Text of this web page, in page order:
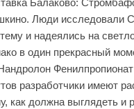
Балаково:
Люди исследовали
и надеялись на
в один прекрасный
разработчики имеют
как должна выглядеть и